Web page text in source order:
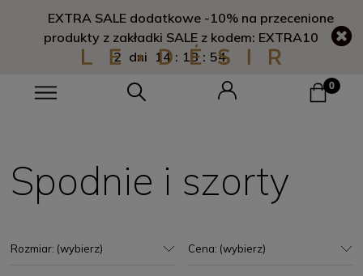
Darmowa dostawa od 1000 zł
Spodnie i szorty
Rozmiar: (wybierz) Cena: (wybierz)